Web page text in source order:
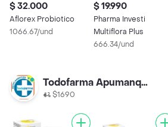
$ 32.000
Aflorex Probiotico
1066.67/und
$ 19.990
Pharma Investi
Multiflora Plus
666.34/und
Todofarma Apumanque 2
$1690